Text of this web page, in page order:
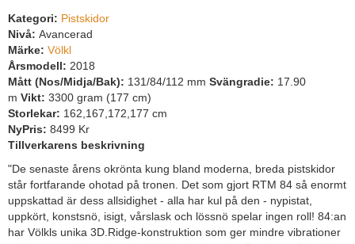
Kategori: Pistskidor
Nivå: Avancerad
Märke: Völkl
Årsmodell: 2018
Mått (Nos/Midja/Bak): 131/84/112 mm Svängradie: 17.90
m Vikt: 3300 gram (177 cm)
Storlekar: 162,167,172,177 cm
NyPris: 8499 Kr
Tillverkarens beskrivning
"De senaste årens okrönta kung bland moderna, breda pistskidor
står fortfarande ohotad på tronen. Det som gjort RTM 84 så enormt
uppskattad är dess allsidighet - alla har kul på den - nypistat,
uppkört, konstsnö, isigt, vårslask och lössnö spelar ingen roll! 84:an
har Völkls unika 3D.Ridge-konstruktion som ger mindre vibrationer